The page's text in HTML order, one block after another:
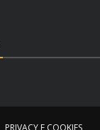
PRIVACY E COOKIES